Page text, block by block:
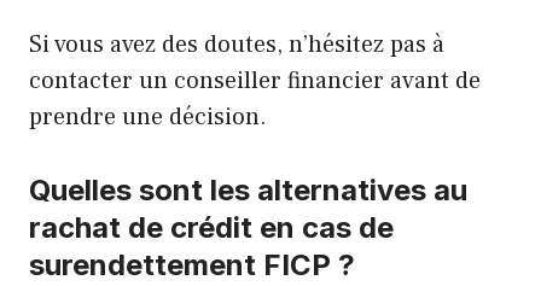
Si vous avez des doutes, n’hésitez pas à
contacter un conseiller financier avant de
prendre une décision.
Quelles sont les alternatives au
rachat de crédit en cas de
surendettement FICP ?